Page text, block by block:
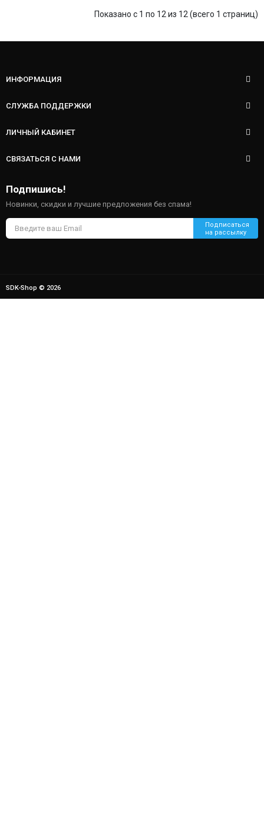
Показано с 1 по 12 из 12 (всего 1 страниц)
ИНФОРМАЦИЯ
СЛУЖБА ПОДДЕРЖКИ
ЛИЧНЫЙ КАБИНЕТ
СВЯЗАТЬСЯ С НАМИ
Подпишись!
Новинки, скидки и лучшие предложения без спама!
SDK-Shop © 2026